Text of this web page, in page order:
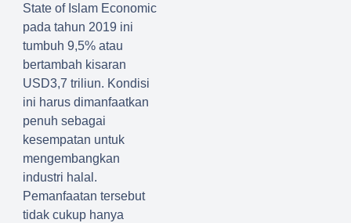
State of Islam Economic
pada tahun 2019 ini
tumbuh 9,5% atau
bertambah kisaran
USD3,7 triliun. Kondisi
ini harus dimanfaatkan
penuh sebagai
kesempatan untuk
mengembangkan
industri halal.
Pemanfaatan tersebut
tidak cukup hanya